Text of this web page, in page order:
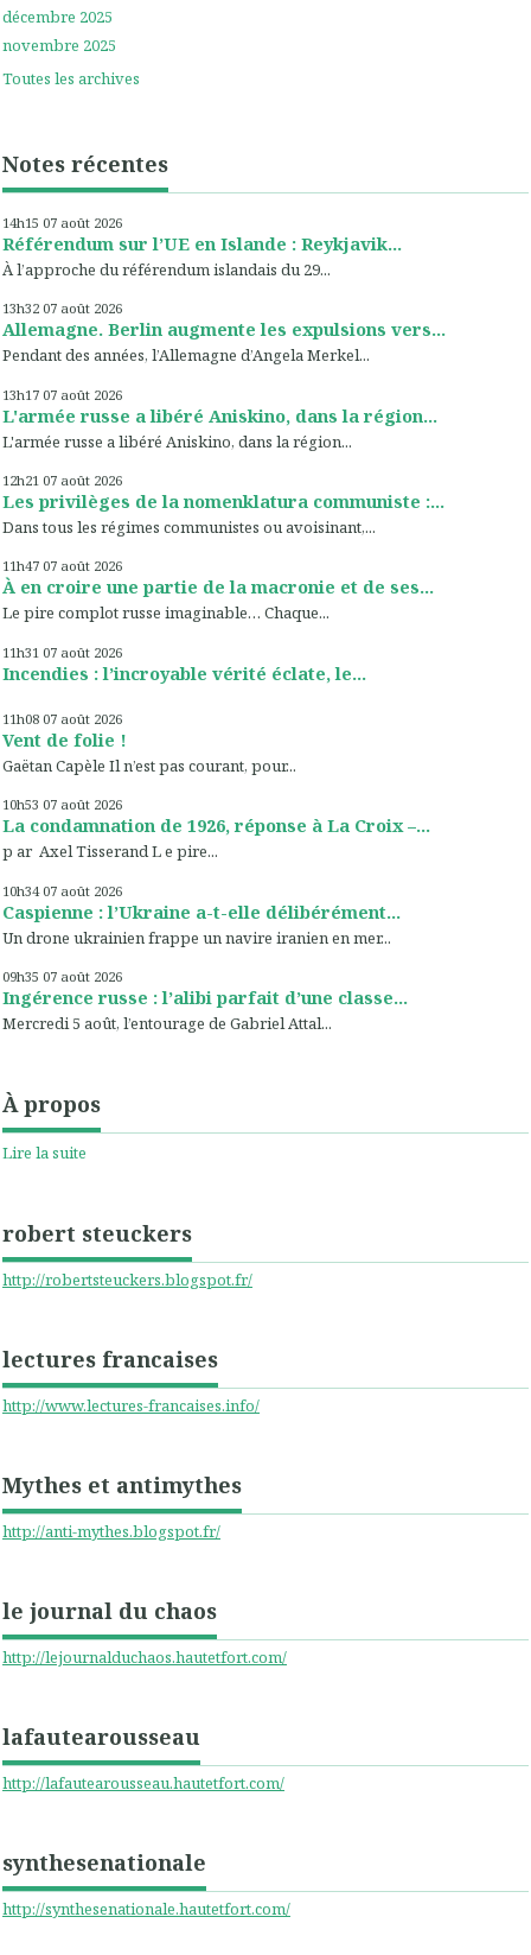
décembre 2025
novembre 2025
Toutes les archives
Notes récentes
14h15 07 août 2026
Référendum sur l’UE en Islande : Reykjavik...
À l’approche du référendum islandais du 29...
13h32 07 août 2026
Allemagne. Berlin augmente les expulsions vers...
Pendant des années, l’Allemagne d’Angela Merkel...
13h17 07 août 2026
L'armée russe a libéré Aniskino, dans la région...
L'armée russe a libéré Aniskino, dans la région...
12h21 07 août 2026
Les privilèges de la nomenklatura communiste :...
Dans tous les régimes communistes ou avoisinant,...
11h47 07 août 2026
À en croire une partie de la macronie et de ses...
Le pire complot russe imaginable… Chaque...
11h31 07 août 2026
Incendies : l’incroyable vérité éclate, le...
11h08 07 août 2026
Vent de folie !
Gaëtan Capèle Il n’est pas courant, pour...
10h53 07 août 2026
La condamnation de 1926, réponse à La Croix –...
p ar Axel Tisserand L e pire...
10h34 07 août 2026
Caspienne : l’Ukraine a-t-elle délibérément...
Un drone ukrainien frappe un navire iranien en mer...
09h35 07 août 2026
Ingérence russe : l’alibi parfait d’une classe...
Mercredi 5 août, l’entourage de Gabriel Attal...
À propos
Lire la suite
robert steuckers
http://robertsteuckers.blogspot.fr/
lectures francaises
http://www.lectures-francaises.info/
Mythes et antimythes
http://anti-mythes.blogspot.fr/
le journal du chaos
http://lejournalduchaos.hautetfort.com/
lafautearousseau
http://lafautearousseau.hautetfort.com/
synthesenationale
http://synthesenationale.hautetfort.com/